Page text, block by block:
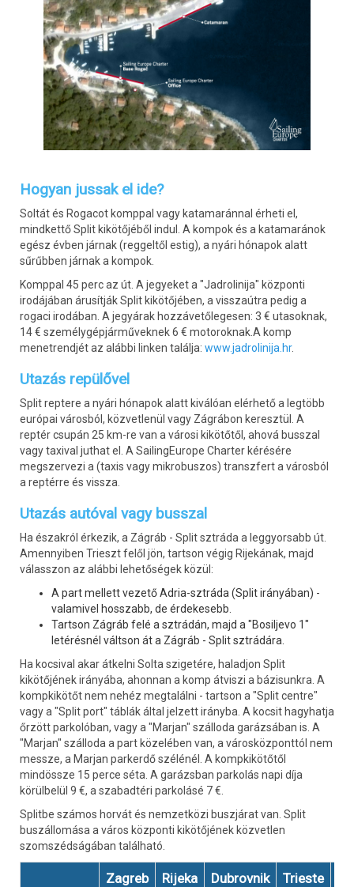
Hogyan jussak el ide?
Soltát és Rogacot komppal vagy katamaránnal érheti el,
mindkettő Split kikötőjéből indul. A kompok és a katamaránok
egész évben járnak (reggeltől estig), a nyári hónapok alatt
sűrűbben járnak a kompok.
Komppal 45 perc az út. A jegyeket a "Jadrolinija" központi
irodájában árusítják Split kikötőjében, a visszaútra pedig a
rogaci irodában. A jegyárak hozzávetőlegesen: 3 € utasoknak,
14 € személygépjárműveknek 6 € motoroknak.A komp
menetrendjét az alábbi linken találja: www.jadrolinija.hr.
Utazás repülővel
Split reptere a nyári hónapok alatt kiválóan elérhető a legtöbb
európai városból, közvetlenül vagy Zágrábon keresztül. A
reptér csupán 25 km-re van a városi kikötőtől, ahová busszal
vagy taxival juthat el. A SailingEurope Charter kérésére
megszervezi a (taxis vagy mikrobuszos) transzfert a városból
a reptérre és vissza.
Utazás autóval vagy busszal
Ha északról érkezik, a Zágráb - Split sztráda a leggyorsabb út.
Amennyiben Trieszt felől jön, tartson végig Rijekának, majd
válasszon az alábbi lehetőségek közül:
A part mellett vezető Adria-sztráda (Split irányában) -
valamivel hosszabb, de érdekesebb.
Tartson Zágráb felé a sztrádán, majd a "Bosiljevo 1"
letérésnél váltson át a Zágráb - Split sztrádára.
Ha kocsival akar átkelni Solta szigetére, haladjon Split
kikötőjének irányába, ahonnan a komp átviszi a bázisunkra. A
kompkikötőt nem nehéz megtalálni - tartson a "Split centre"
vagy a "Split port" táblák által jelzett irányba. A kocsit hagyhatja
őrzött parkolóban, vagy a "Marjan" szálloda garázsában is. A
"Marjan" szálloda a part közelében van, a városközponttól nem
messze, a Marjan parkerdő szélénél. A kompkikötőtől
mindössze 15 perce séta. A garázsban parkolás napi díja
körülbelül 9 €, a szabadtéri parkolásé 7 €.
Splitbe számos horvát és nemzetközi buszjárat van. Split
buszállomása a város központi kikötőjének közvetlen
szomszédságában található.
Zagreb Rijeka Dubrovnik Trieste